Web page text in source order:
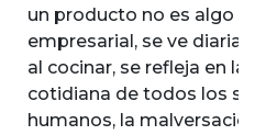
un producto no es algo
empresarial, se ve
al cocinar, se refleja en la
cotidiana de todos los
humanos, la